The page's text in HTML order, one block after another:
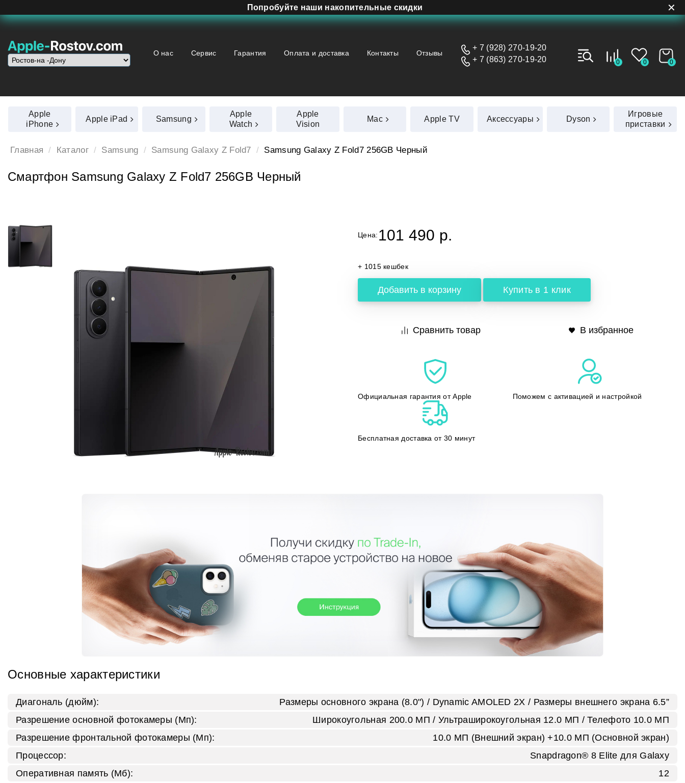
✕
Попробуйте наши накопительные скидки
О нас Сервис Гарантия Оплата и доставка Контакты Отзывы
+ 7 (928) 270-19-20
+ 7 (863) 270-19-20
0 0 0
Apple
iPhone
Apple iPad Samsung
Apple
Watch
Apple
Vision
Mac Apple TV Аксессуары Dyson
Игровые
приставки
Главная Каталог Samsung Samsung Galaxy Z Fold7 Samsung Galaxy Z Fold7 256GB Черный
Смартфон Samsung Galaxy Z Fold7 256GB Черный
Цена: 101 490 p.
+ 1015 кешбек
Добавить в корзину Купить в 1 клик
Сравнить товар В избранное
Официальная гарантия от Apple Поможем с активацией и настройкой
Бесплатная доставка от 30 минут
Основные характеристики
Диагональ (дюйм):
Размеры основного экрана (8.0") / Dynamic AMOLED 2X / Размеры внешнего экрана 6.5”
Разрешение основной фотокамеры (Мп):
Широкоугольная 200.0 MП / Ультраширокоугольная 12.0 MП / Телефото 10.0 MП
Разрешение фронтальной фотокамеры (Мп):
10.0 MП (Внешний экран) +10.0 МП (Основной экран)
Процессор:
Snapdragon® 8 Elite для Galaxy
Оперативная память (Мб):
12